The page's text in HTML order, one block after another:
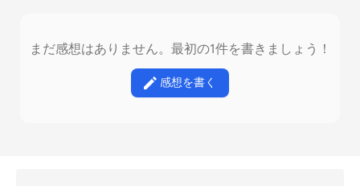
まだ感想はありません。最初の1件を書きましょう！
感想を書く